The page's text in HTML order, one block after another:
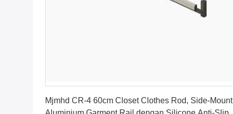
Mjmhd CR-4 60cm Closet Clothes Rod, Side-Mount